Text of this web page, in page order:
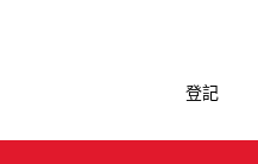
登記